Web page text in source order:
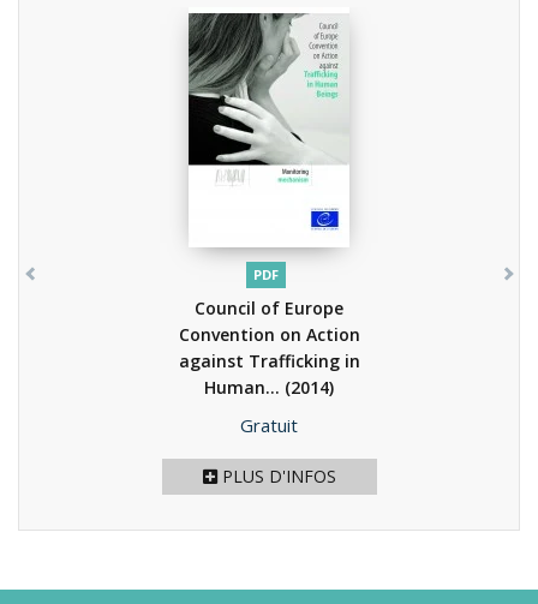
PDF
Council of Europe
Convention on Action
against Trafficking in
Human... (2014)
Prix
Gratuit
PLUS D'INFOS